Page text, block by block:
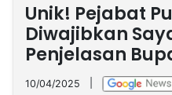
Nasional
International
Olahraga
Entertainment
Daerah
Pariwisata
Kuliner
Kolom
Network
Unik! Pejabat
Diwajibkan
Penjelasan
10/04/2025